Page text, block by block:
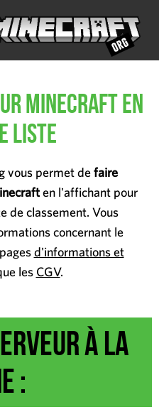
Minecraft en
liste
vous permet defaire
en l'affichant pour
de classement. Vous
concernant le
d'informations et
les CGV.
à la
: